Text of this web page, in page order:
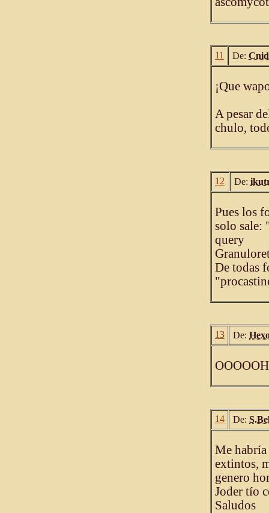
11 De:
¡Que
A pesar
chulo,
12 De:
Pues los
solo sale:
query
De todas
13 De:
OOOOOH
14 De:
Me habría
extintos,
genero
Joder tío
Saludos